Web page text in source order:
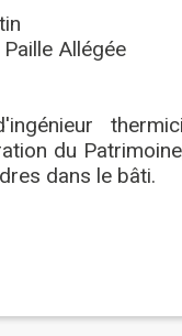
Allégée
du
dans le bâti.
(Coopérative
dans un
Actif du